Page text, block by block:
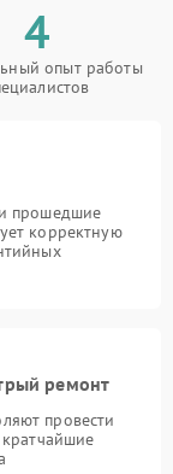
4
опыт работы
прошедшие
корректную
ремонт
провести
кратчайшие